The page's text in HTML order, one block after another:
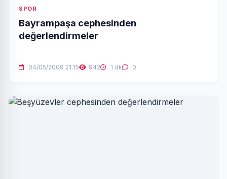
SPOR
Bayrampaşa cephesinden
değerlendirmeler
04/05/2009 21:15 942 1 dk 0